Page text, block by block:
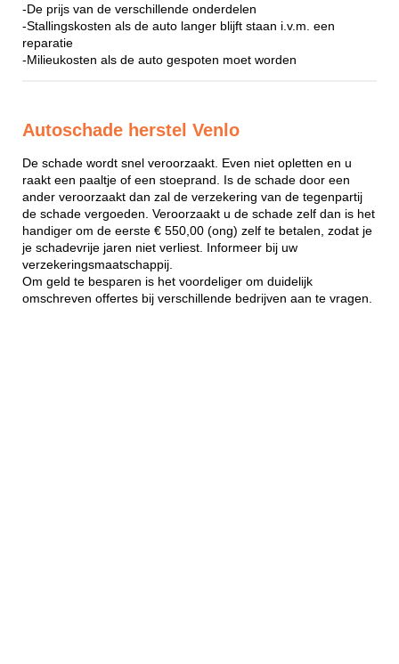
-De prijs van de verschillende onderdelen
-Stallingskosten als de auto langer blijft staan i.v.m. een
reparatie
-Milieukosten als de auto gespoten moet worden
Autoschade herstel Venlo
De schade wordt snel veroorzaakt. Even niet opletten en u
raakt een paaltje of een stoeprand. Is de schade door een
ander veroorzaakt dan zal de verzekering van de tegenpartij
de schade vergoeden. Veroorzaakt u de schade zelf dan is het
handiger om de eerste € 550,00 (ong) zelf te betalen, zodat je
je schadevrije jaren niet verliest. Informeer bij uw
verzekeringsmaatschappij.
Om geld te besparen is het voordeliger om duidelijk
omschreven offertes bij verschillende bedrijven aan te vragen.